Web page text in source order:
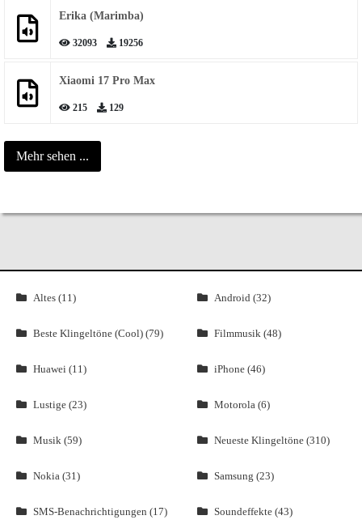
Erika (Marimba)
32093 19256
Xiaomi 17 Pro Max
215 129
Mehr sehen ...
Altes (11) Android (32)
Beste Klingeltöne (Cool) (79) Filmmusik (48)
Huawei (11) iPhone (46)
Lustige (23) Motorola (6)
Musik (59) Neueste Klingeltöne (310)
Nokia (31) Samsung (23)
SMS-Benachrichtigungen (17) Soundeffekte (43)